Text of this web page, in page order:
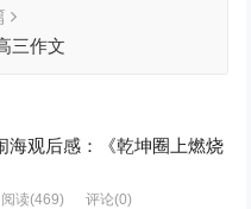
三作文
海观后感：《乾坤圈上燃烧
阅读(469) 评论(0)